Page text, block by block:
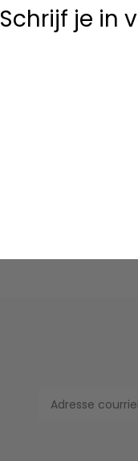
Schrijf je in